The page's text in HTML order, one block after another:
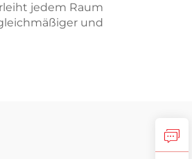
jedem Raum
und